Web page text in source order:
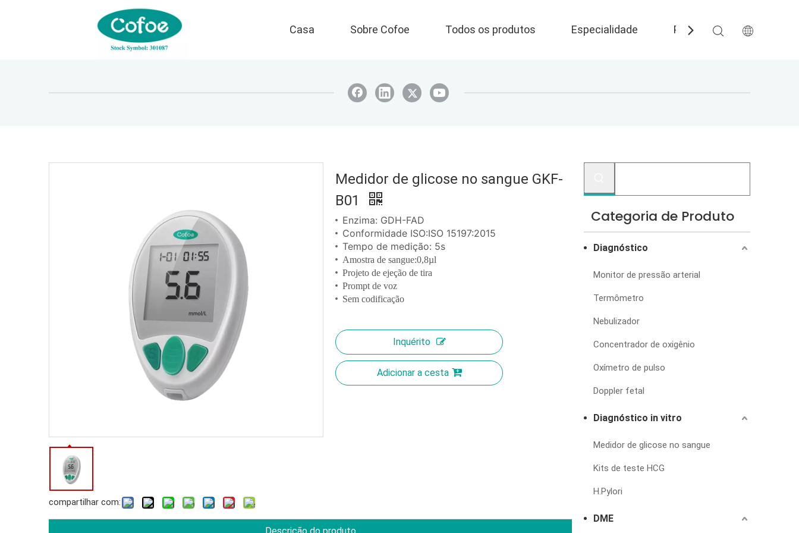
Casa Sobre Cofoe Todos os produtos Especialidade Perguntas frequentes
compartilhar com:
Medidor de glicose no sangue GKF-
B01
Enzima: GDH-FAD
Conformidade ISO:ISO 15197:2015
Tempo de medição: 5s
Amostra de sangue:0,8µl
Projeto de ejeção de tira
Prompt de voz
Sem codificação
Inquérito
Adicionar a cesta
Categoria de Produto
Diagnóstico
Monitor de pressão arterial
Termômetro
Nebulizador
Concentrador de oxigênio
Oxímetro de pulso
Doppler fetal
Diagnóstico in vitro
Medidor de glicose no sangue
Kits de teste HCG
H.Pylori
DME